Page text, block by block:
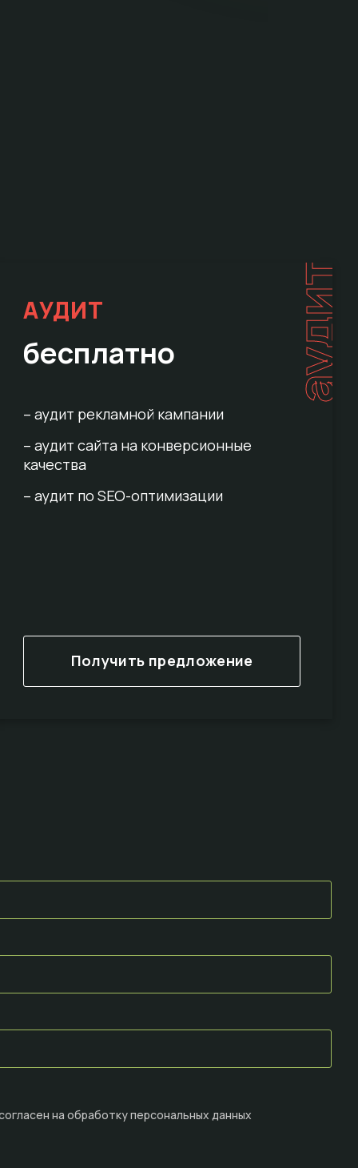
аудит
АУДИТ
бесплатно
– аудит рекламной кампании
– аудит сайта на конверсионные
качества
– аудит по SEO-оптимизации
Получить предложение
на обработку персональных данных